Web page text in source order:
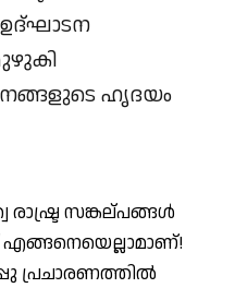
ഹൃദയം
സങ്കല്പങ്ങള്‍
പ്രചാരണത്തില്‍